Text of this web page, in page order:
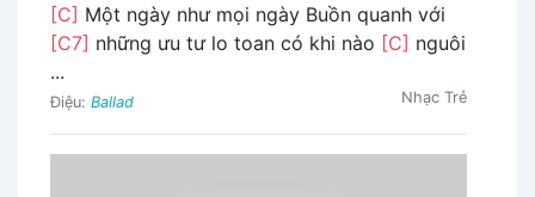
[C] Một ngày như mọi ngày Buồn quanh với
[C7] những ưu tư lo toan có khi nào [C] nguôi
...
Điệu: Ballad Nhạc Trẻ